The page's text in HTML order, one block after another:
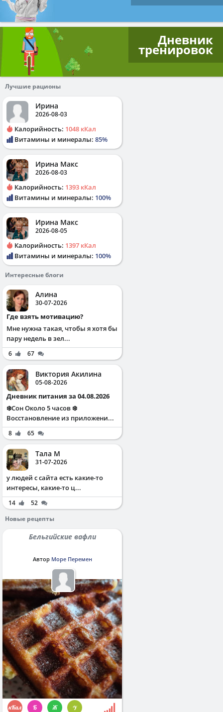
Дневник
тренировок
Лучшие рационы
Ирина
2026-08-03
Калорийность: 1048 кКал
Витамины и минералы: 85%
Ирина Макс
2026-08-03
Калорийность: 1393 кКал
Витамины и минералы: 100%
Ирина Макс
2026-08-05
Калорийность: 1397 кКал
Витамины и минералы: 100%
Интересные блоги
Алина
30-07-2026
Где взять мотивацию?
Мне нужна такая, чтобы я хотя бы
пару недель в зел...
6 67
Виктория Акилина
05-08-2026
Дневник питания за 04.08.2026
❄️Сон Около 5 часов ❄️
Восстановление из приложени...
8 65
Тала М
31-07-2026
у людей с сайта есть какие-то
интересы, какие-то ц...
14
52
Новые рецепты
Бельгийские вафли
Автор Море Перемен